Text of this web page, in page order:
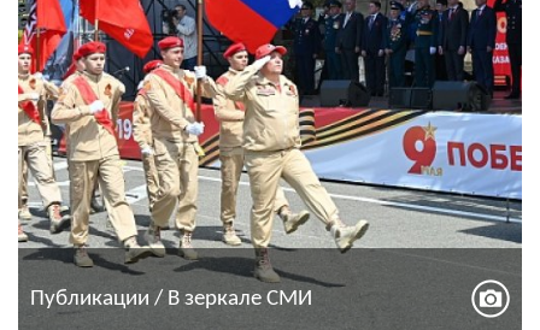
Публикации / В зеркале СМИ